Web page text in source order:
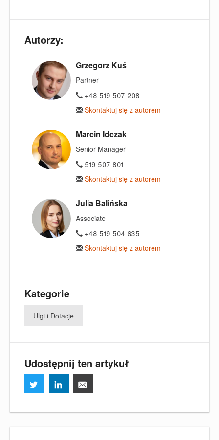
Autorzy:
Grzegorz Kuś
Partner
+48 519 507 208
Skontaktuj się z autorem
Marcin Idczak
Senior Manager
519 507 801
Skontaktuj się z autorem
Julia Balińska
Associate
+48 519 504 635
Skontaktuj się z autorem
Kategorie
Ulgi i Dotacje
Udostępnij ten artykuł